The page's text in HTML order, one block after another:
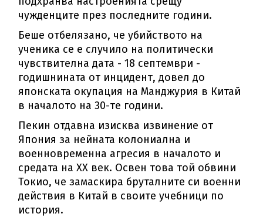
чужденците през последните години.
Беше отбелязано, че убийството на
ученика се е случило на политически
чувствителна дата - 18 септември -
годишнината от инцидент, довел до
японската окупация на Манджурия в Китай
в началото на 30-те години.
Пекин отдавна изисква извинение от
Япония за нейната колониална и
военновременна агресия в началото и
средата на XX век. Освен това той обвини
Токио, че замаскира бруталните си военни
действия в Китай в своите учебници по
история.